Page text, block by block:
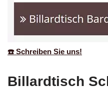
☎️ Schreiben Sie uns!
Billardtisch